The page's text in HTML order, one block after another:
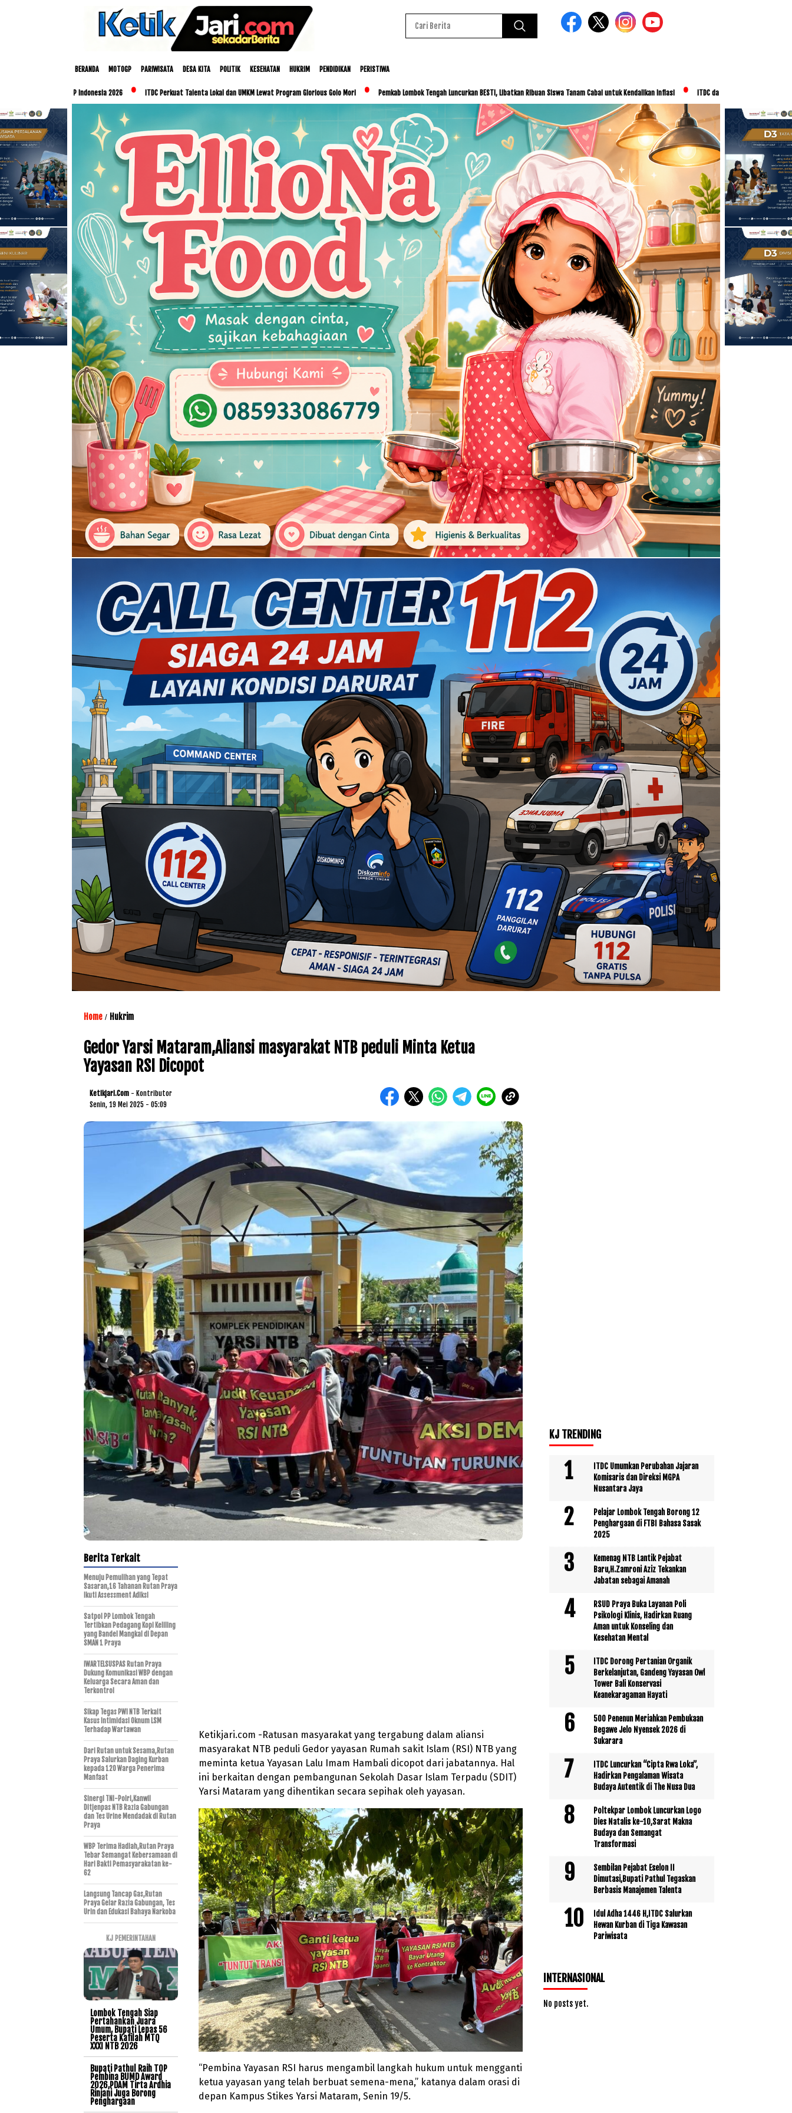
BERANDA MOTOGP PARIWISATA DESA KITA POLITIK KESEHATAN HUKRIM PENDIDIKAN PERISTIWA
ITDC Perkuat Talenta Lokal dan UMKM Lewat Program Glorious Golo Mori Pemkab Lombok Tengah Luncurkan BESTI, Libatkan Ribuan Siswa Tanam Cabai untuk Kendalikan Inflasi ITDC dan IMI Jalin Kerja Sama Pembelian 8.000 Tiket
Home / Hukrim
Gedor Yarsi Mataram,Aliansi masyarakat NTB peduli Minta Ketua
Yayasan RSI Dicopot
Ketikjari.com - Kontributor
Senin, 19 Mei 2025 - 05:09
Ketikjari.com -Ratusan masyarakat yang tergabung dalam aliansi
masyarakat NTB peduli Gedor yayasan Rumah sakit Islam (RSI) NTB yang
meminta ketua Yayasan Lalu Imam Hambali dicopot dari jabatannya. Hal
ini berkaitan dengan pembangunan Sekolah Dasar Islam Terpadu (SDIT)
Yarsi Mataram yang dihentikan secara sepihak oleh yayasan.
“Pembina Yayasan RSI harus mengambil langkah hukum untuk mengganti
ketua yayasan yang telah berbuat semena-mena,” katanya dalam orasi di
depan Kampus Stikes Yarsi Mataram, Senin 19/5.
Berita Terkait
Menuju Pemulihan yang Tepat
Sasaran,16 Tahanan Rutan Praya
Ikuti Assessment Adiksi
Satpol PP Lombok Tengah
Tertibkan Pedagang Kopi Keliling
yang Bandel Mangkal di Depan
SMAN 1 Praya
IWARTELSUSPAS Rutan Praya
Dukung Komunikasi WBP dengan
Keluarga Secara Aman dan
Terkontrol
Sikap Tegas PWI NTB Terkait
Kasus Intimidasi Oknum LSM
Terhadap Wartawan
Dari Rutan untuk Sesama,Rutan
Praya Salurkan Daging Kurban
kepada 120 Warga Penerima
Manfaat
Sinergi TNI-Polri,Kanwil
Ditjenpas NTB Razia Gabungan
dan Tes Urine Mendadak di Rutan
Praya
WBP Terima Hadiah,Rutan Praya
Tebar Semangat Kebersamaan di
Hari Bakti Pemasyarakatan ke-
62
Langsung Tancap Gas,Rutan
Praya Gelar Razia Gabungan, Tes
Urin dan Edukasi Bahaya Narkoba
KJ PEMERINTAHAN
Lombok Tengah Siap
Pertahankan Juara
Umum, Bupati Lepas 56
Peserta Kafilah MTQ
XXXI NTB 2026
Bupati Pathul Raih TOP
Pembina BUMD Award
2026,PDAM Tirta Ardhia
Rinjani Juga Borong
Penghargaan
KJ TRENDING
ITDC Umumkan Perubahan Jajaran
Komisaris dan Direksi MGPA
Nusantara Jaya
Pelajar Lombok Tengah Borong 12
Penghargaan di FTBI Bahasa Sasak
2025
Kemenag NTB Lantik Pejabat
Baru,H.Zamroni Aziz Tekankan
Jabatan sebagai Amanah
RSUD Praya Buka Layanan Poli
Psikologi Klinis, Hadirkan Ruang
Aman untuk Konseling dan
Kesehatan Mental
ITDC Dorong Pertanian Organik
Berkelanjutan, Gandeng Yayasan Owl
Tower Bali Konservasi
Keanekaragaman Hayati
500 Penenun Meriahkan Pembukaan
Begawe Jelo Nyensek 2026 di
Sukarara
ITDC Luncurkan “Cipta Rwa Loka”,
Hadirkan Pengalaman Wisata
Budaya Autentik di The Nusa Dua
Poltekpar Lombok Luncurkan Logo
Dies Natalis ke-10,Sarat Makna
Budaya dan Semangat
Transformasi
Sembilan Pejabat Eselon II
Dimutasi,Bupati Pathul Tegaskan
Berbasis Manajemen Talenta
Idul Adha 1446 H,ITDC Salurkan
Hewan Kurban di Tiga Kawasan
Pariwisata
INTERNASIONAL
No posts yet.